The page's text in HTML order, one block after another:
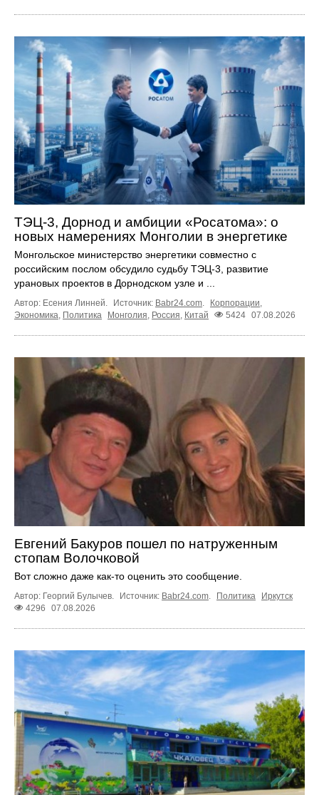
ТЭЦ-3, Дорнод и амбиции «Росатома»: о
новых намерениях Монголии в энергетике
Монгольское министерство энергетики совместно с
российским послом обсудило судьбу ТЭЦ‑3, развитие
урановых проектов в Дорнодском узле и ...
Автор: Есения Линней. Источник: Babr24.com. Корпорации,
Экономика, Политика Монголия, Россия, Китай 5424 07.08.2026
Евгений Бакуров пошел по натруженным
стопам Волочковой
Вот сложно даже как-то оценить это сообщение.
Автор: Георгий Булычев. Источник: Babr24.com. Политика
Иркутск
4296
07.08.2026